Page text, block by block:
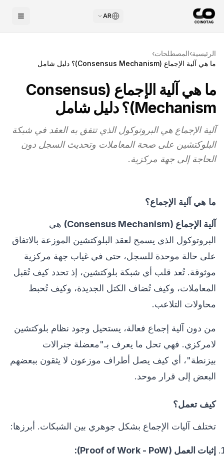
AR
الرئيسية›المصطلحات›
ما هي آلية الإجماع (Consensus Mechanism)؟ دليل شامل
ما هي آلية الإجماع (Consensus
Mechanism)؟ دليل شامل
آلية الإجماع هي البروتوكول الذي تتفق به العقد في شبكة
البلوكتشين على صحة المعاملات وتحديث السجل دون
الحاجة إلى جهة مركزية.
ما هي آلية الإجماع؟
آلية الإجماع (Consensus Mechanism)
هي
البروتوكول الذي يسمح لعقد البلوكتشين الموزعة بالاتفاق
على حالة موحدة للسجل، حتى في غياب جهة مركزية
موثوقة. تُعد قلب أي شبكة بلوكتشين، إذ تحدد كيف تُقبل
المعاملات، وكيف تُضاف الكتل الجديدة، وكيف تُحبط
محاولات التلاعب.
من دون آلية إجماع فعالة، يستحيل وجود نظام بلوكتشين
لامركزي. فهي تحل ما يعرف بـ"معضلة جنرالات
بيزنطة"، أي كيف يصل أطراف موزعون لا يثقون ببعضهم
البعض إلى قرار موحد.
كيف تعمل؟
تختلف آليات الإجماع بشكل جوهري بين الشبكات. أبرزها:
إثبات العمل (Proof of Work - PoW):